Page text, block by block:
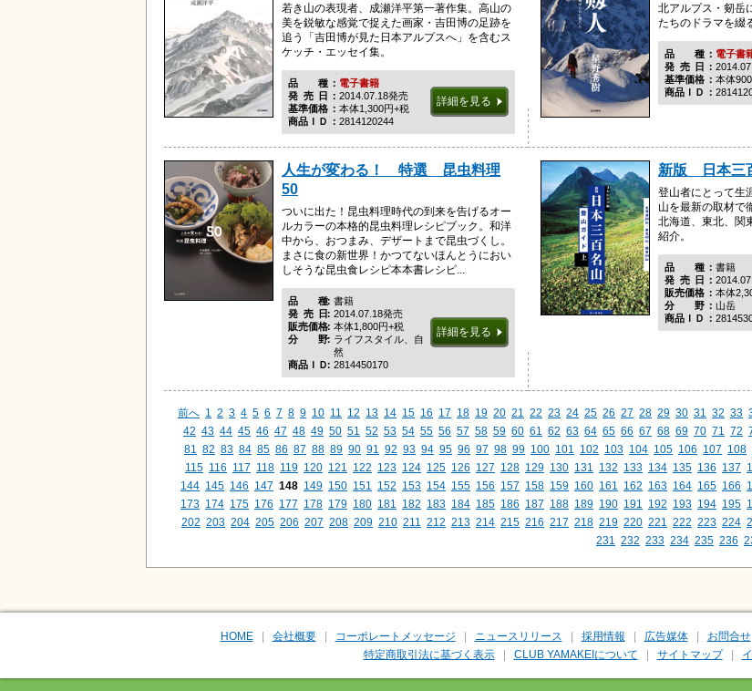
若き山の表現者、成瀬洋平第一著作集。高山の
美を鋭敏な感覚で捉えた画家・吉田博の足跡を
追う「吉田博が見た日本アルプスへ」を含むス
ケッチ・エッセイ集。
品種電子書籍
発売日 2014.07.18発売
基準価格
本体1,300円+税
商品ＩＤ
2814120244
詳細を見る
北アルプス・剱岳
たちのドラマを綴
品種電子書
発売日
基準価格
本体
商品ＩＤ
人生が変わる！ 特選 昆虫料理
50
ついに出た！昆虫料理時代の到来を告げるオー
ルカラーの本格的昆虫料理レシピブック。和洋
中から、おつまみ、デザートまで昆虫づくし。
まさに食の新世界！かつてないほんとうにおい
しそうな昆虫食レシピ本本書レシピ...
品種
書籍
発売日 2014.07.18発売
販売価格 本体1,800円+税
分野ライフスタイル、自
然
商品ＩＤ 2814450170
詳細を見る
新版 日本三
登山者にとって生
山を最新の取材で
北海道、東北、関
紹介。
品種書籍
発売日
販売価格
本体
分野山岳
商品ＩＤ
前へ 1 2 3 4 5 6 7 8 9 10 11 12 13 14 15 16 17 18 19 20 21 22 23 24 25 26 27 28 29 30 31 32 33
42 43 44 45 46 47 48 49 50 51 52 53 54 55 56 57 58 59 60 61 62 63 64 65 66 67 68 69 70 71 72
81
82 83 84 85 86 87 88 89 90 91 92 93 94 95 96 97 98 99 100 101 102 103 104 105 106 107 108
115 116 117 118 119 120 121 122 123 124 125 126 127 128 129 130 131 132 133 134 135 136 137
144 145 146 147 148 149 150 151 152 153 154 155 156 157 158 159 160 161 162 163 164 165 166
173 174 175 176 177 178 179 180 181 182 183 184 185 186 187 188 189 190 191 192 193 194 195
202 203 204 205 206 207 208 209 210 211 212 213 214 215 216 217 218 219 220 221 222 223 224
231
232 233 234 235 236
HOME 会社概要 コーポレートメッセージ ニュースリリース 採用情報 広告媒体 お問合せ
特定商取引法に基づく表示
CLUB YAMAKEIについて サイトマップ